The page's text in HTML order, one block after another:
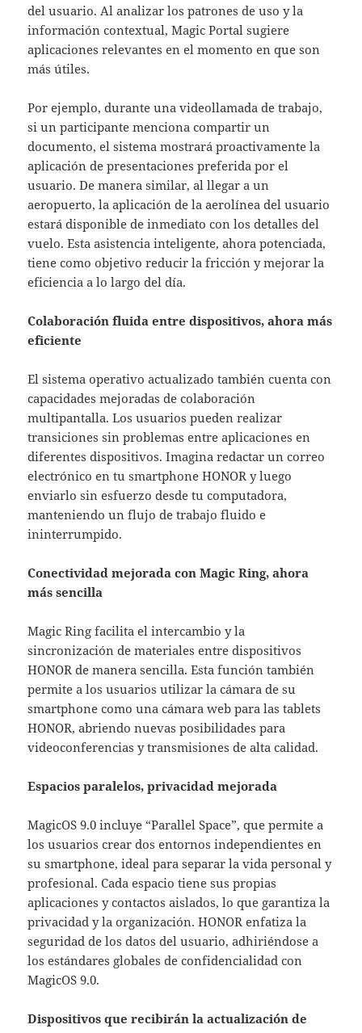
del usuario. Al analizar los patrones de uso y la
información contextual, Magic Portal sugiere
aplicaciones relevantes en el momento en que son
más útiles.
Por ejemplo, durante una videollamada de trabajo,
si un participante menciona compartir un
documento, el sistema mostrará proactivamente la
aplicación de presentaciones preferida por el
usuario. De manera similar, al llegar a un
aeropuerto, la aplicación de la aerolínea del usuario
estará disponible de inmediato con los detalles del
vuelo. Esta asistencia inteligente, ahora potenciada,
tiene como objetivo reducir la fricción y mejorar la
eficiencia a lo largo del día.
Colaboración fluida entre dispositivos, ahora más
eficiente
El sistema operativo actualizado también cuenta con
capacidades mejoradas de colaboración
multipantalla. Los usuarios pueden realizar
transiciones sin problemas entre aplicaciones en
diferentes dispositivos. Imagina redactar un correo
electrónico en tu smartphone HONOR y luego
enviarlo sin esfuerzo desde tu computadora,
manteniendo un flujo de trabajo fluido e
ininterrumpido.
Conectividad mejorada con Magic Ring, ahora
más sencilla
Magic Ring facilita el intercambio y la
sincronización de materiales entre dispositivos
HONOR de manera sencilla. Esta función también
permite a los usuarios utilizar la cámara de su
smartphone como una cámara web para las tablets
HONOR, abriendo nuevas posibilidades para
videoconferencias y transmisiones de alta calidad.
Espacios paralelos, privacidad mejorada
MagicOS 9.0 incluye “Parallel Space”, que permite a
los usuarios crear dos entornos independientes en
su smartphone, ideal para separar la vida personal y
profesional. Cada espacio tiene sus propias
aplicaciones y contactos aislados, lo que garantiza la
privacidad y la organización. HONOR enfatiza la
seguridad de los datos del usuario, adhiriéndose a
los estándares globales de confidencialidad con
MagicOS 9.0.
Dispositivos que recibirán la actualización de